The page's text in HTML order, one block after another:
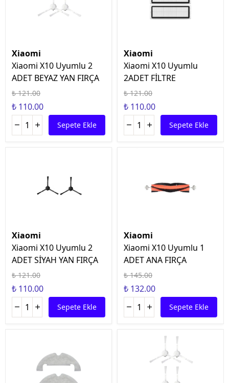
Xiaomi
Xiaomi X10 Uyumlu 2
ADET BEYAZ YAN FIRÇA
₺ 121.00
₺ 110.00
Sepete Ekle
Xiaomi
Xiaomi X10 Uyumlu
2ADET FİLTRE
₺ 121.00
₺ 110.00
Sepete Ekle
Xiaomi
Xiaomi X10 Uyumlu 2
ADET SİYAH YAN FIRÇA
₺ 121.00
₺ 110.00
Sepete Ekle
Xiaomi
Xiaomi X10 Uyumlu 1
ADET ANA FIRÇA
₺ 145.00
₺ 132.00
Sepete Ekle